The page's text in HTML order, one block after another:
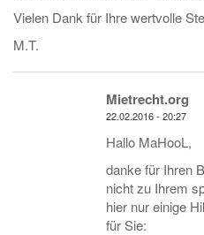
Vielen Dank für Ihre wertvolle
M.T.
Mietrecht.org
22.02.2016 - 20:27
Hallo MaHooL,
danke für Ihren
nicht zu Ihrem
hier nur einige
für Sie: